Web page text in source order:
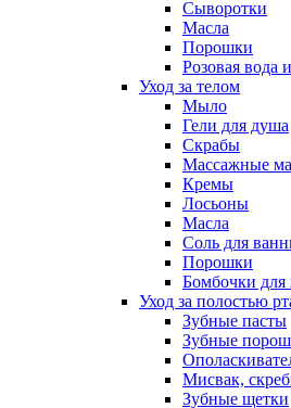
Сыворотки
Масла
Порошки
Розовая вода
Уход за телом
Мыло
Гели для душа
Скрабы
Массажные
Кремы
Лосьоны
Масла
Соль для
Порошки
Бомбочки
Уход за полостью
Зубные пасты
Зубные
Мисвак,
Зубные щетки